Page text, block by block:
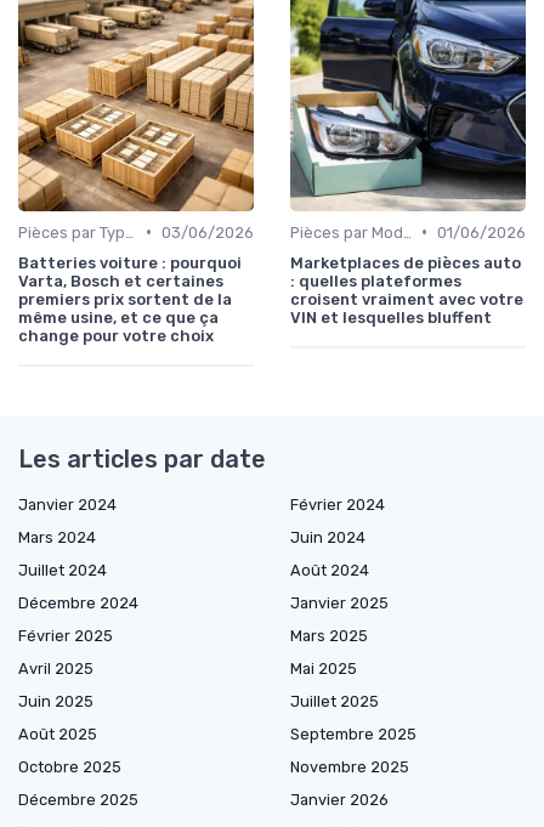
• 03/06/2026
Batteries voiture : pourquoi
Varta, Bosch et certaines
premiers prix sortent de la
même usine, et ce que ça
change pour votre choix
• 01/06/2026
Marketplaces de pièces auto
: quelles plateformes
croisent vraiment avec votre
VIN et lesquelles bluffent
Les articles par date
Janvier 2024
Février 2024
Mars 2024
Juin 2024
Juillet 2024
Août 2024
Décembre 2024
Janvier 2025
Février 2025
Mars 2025
Avril 2025
Mai 2025
Juin 2025
Juillet 2025
Août 2025
Septembre 2025
Octobre 2025
Novembre 2025
Décembre 2025
Janvier 2026